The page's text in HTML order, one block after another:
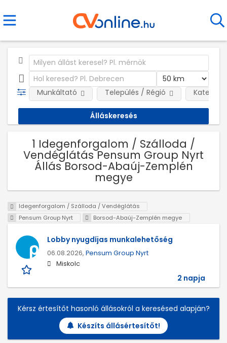
Munkáltató Település / Régió
1 Idegenforgalom / Szálloda /
Vendéglátás Pensum Group Nyrt
Állás Borsod-Abaúj-Zemplén
megye
Idegenforgalom / Szálloda / Vendéglátás
Pensum Group Nyrt
Borsod-Abaúj-Zemplén megye
Lobby nyugdíjas munkalehetőség
06.08.2026, Pensum Group Nyrt
Miskolc
2 napja
Kérsz értesítőt hasonló állásokról a keresésed alapján?
Készíts állásértesítőt!